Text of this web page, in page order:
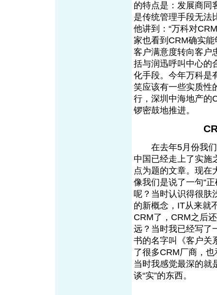
的特点是：发展商同
是传统管理手段无法
他讲到：“万科对
家也看到CRM确实
客户满意度转向客户
括与润迅呼叫中心的
化手段。今年万科是
笑应该有一些实质性
行，深圳中海地产的
锣密鼓地推进。
在去年5月份我们
中国已经走上了实施
点为题的文章。现在
像我们是说了一句“
呢？当时认识得很肤
的新概念，IT从来就
CRM了，CRM之后
远？当时我已经写了
书的名字叫《客户关
了很多CRM厂商，
当时我感觉最深的就
谈“实”的东西。